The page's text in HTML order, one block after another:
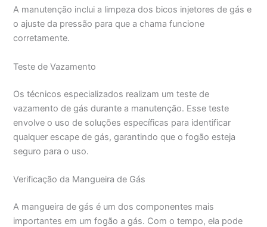
A manutenção inclui a limpeza dos bicos injetores de gás e
o ajuste da pressão para que a chama funcione
corretamente.
Teste de Vazamento
Os técnicos especializados realizam um teste de
vazamento de gás durante a manutenção. Esse teste
envolve o uso de soluções específicas para identificar
qualquer escape de gás, garantindo que o fogão esteja
seguro para o uso.
Verificação da Mangueira de Gás
A mangueira de gás é um dos componentes mais
importantes em um fogão a gás. Com o tempo, ela pode